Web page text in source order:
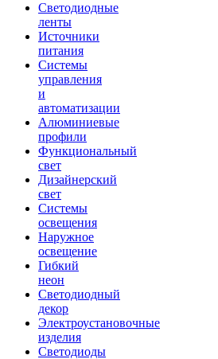
Светодиодные
ленты
Источники
питания
Системы
управления
и
автоматизации
Алюминиевые
профили
Функциональный
свет
Дизайнерский
свет
Системы
освещения
Наружное
освещение
Гибкий
неон
Светодиодный
декор
Электроустановочные
изделия
Светодиоды